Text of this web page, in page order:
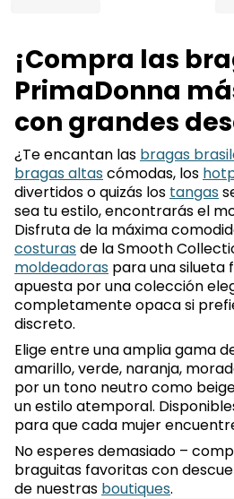
¡Compra las
PrimaDonna
con grandes
¿Te encantan las bragas
bragas altas cómodas, los
divertidos o quizás los tangas
sea tu estilo, encontrarás el
Disfruta de la máxima
costuras de la Smooth
moldeadoras para una silueta
apuesta por una colección
completamente opaca si
discreto.
Elige entre una amplia gama
amarillo, verde, naranja,
por un tono neutro como
un estilo atemporal.
para que cada mujer
No esperes demasiado –
braguitas favoritas con
de nuestras boutiques.